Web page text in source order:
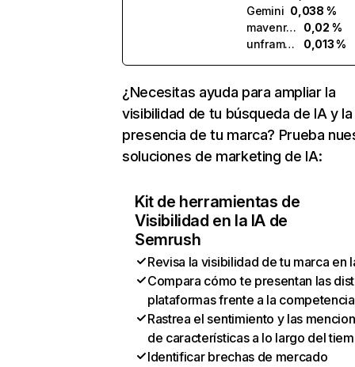
Gemini 0,038 %
mavenrobotics.ai
0,02 %
unframe.ai
0,013 %
¿Necesitas ayuda para ampliar la
visibilidad de tu búsqueda de IA y la
presencia de tu marca? Prueba
soluciones de marketing de IA:
Kit de herramientas de
Visibilidad en la IA de
Semrush
Revisa la visibilidad de tu marca en
Compara cómo te presentan las
plataformas frente a la competencia
Rastrea el sentimiento y las
de características a lo largo del
Identificar brechas de mercado